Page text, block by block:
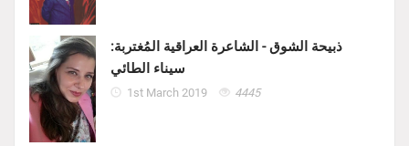
ذبيحة الشوق - الشاعرة العراقية المُغتربة:
سيناء الطائي
1st March 2019 4445